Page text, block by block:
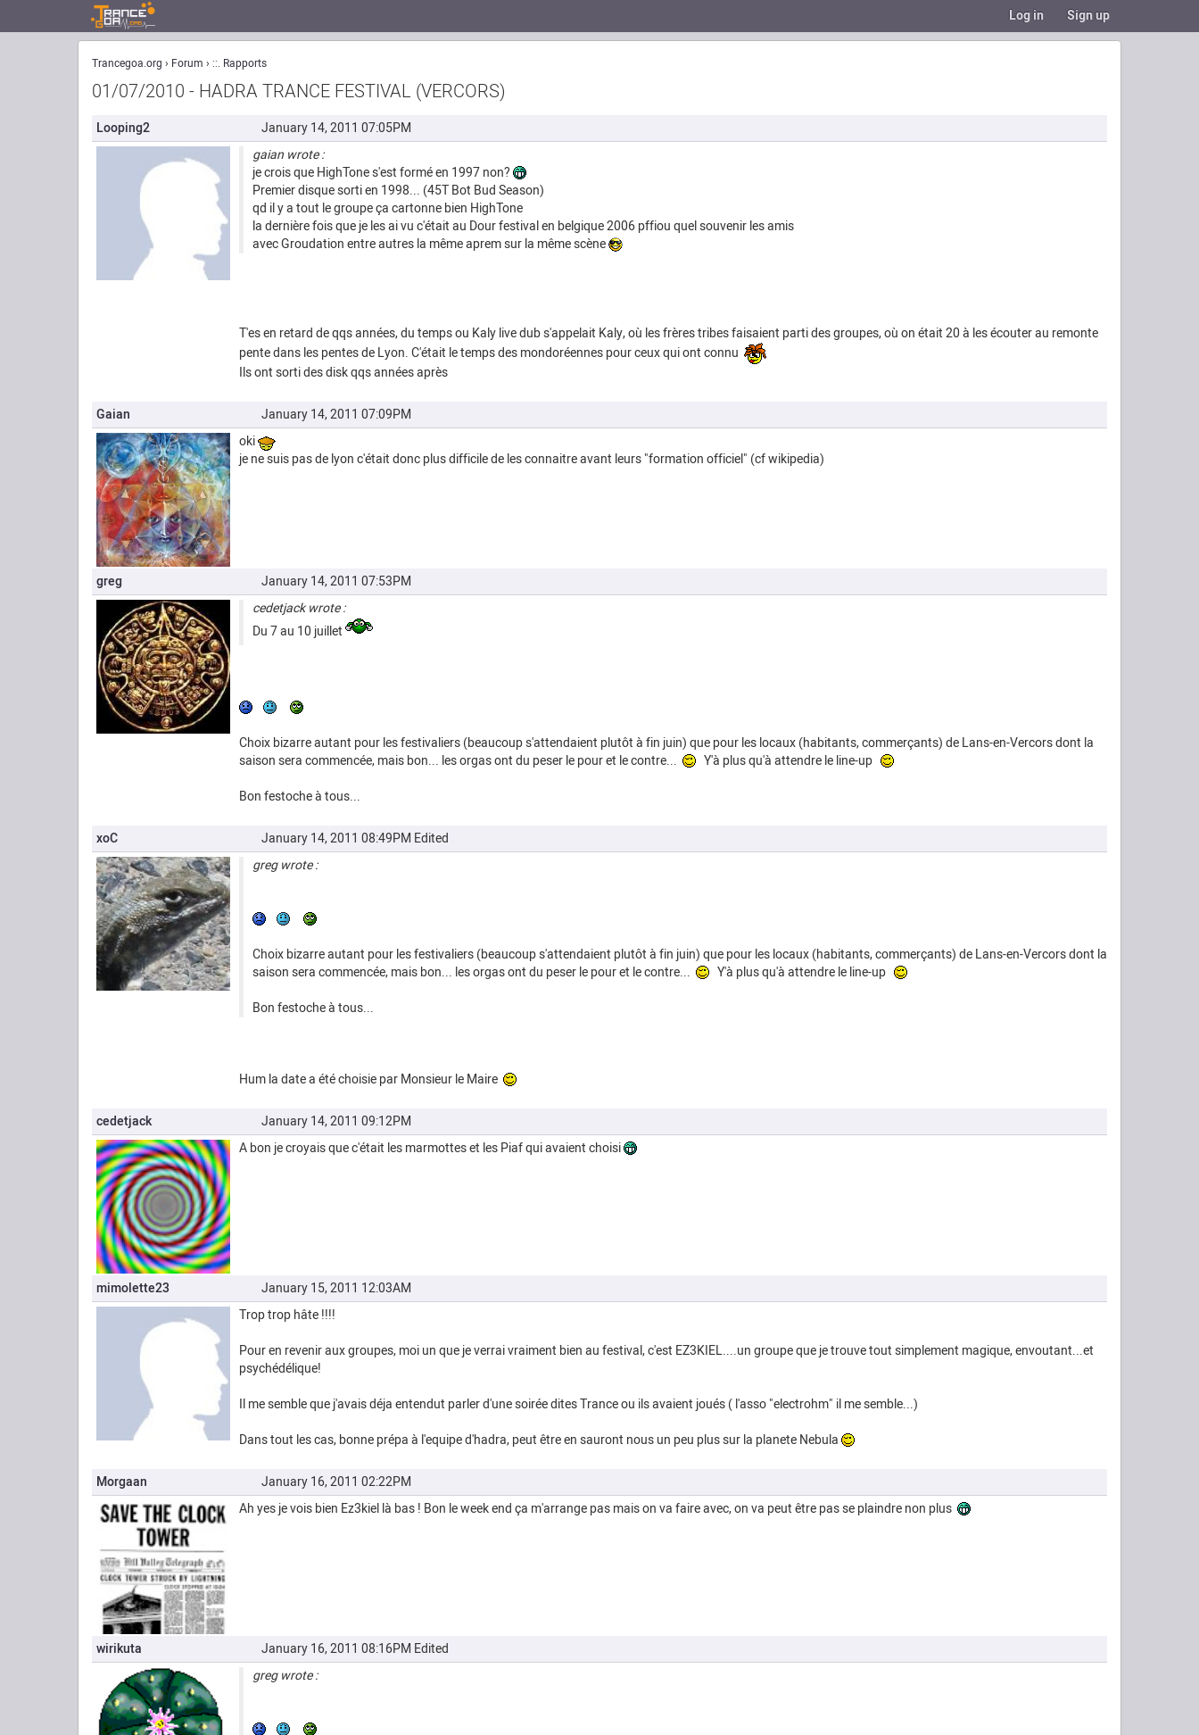
Log in Sign up
Trancegoa.org Forum ::. Rapports
01/07/2010 - HADRA TRANCE FESTIVAL (VERCORS)
Looping2
January 14, 2011 07:05PM
gaian wrote :
je crois que HighTone s'est formé en 1997 non?
Premier disque sorti en 1998... (45T Bot Bud Season)
qd il y a tout le groupe ça cartonne bien HighTone
la dernière fois que je les ai vu c'était au Dour festival en belgique 2006 pffiou quel souvenir les amis
avec Groudation entre autres la même aprem sur la même scène
T'es en retard de qqs années, du temps ou Kaly live dub s'appelait Kaly, où les frères tribes faisaient parti des groupes, où on était 20 à les écouter au remonte
pente dans les pentes de Lyon. C'était le temps des mondoréennes pour ceux qui ont connu
Ils ont sorti des disk qqs années après
Gaian
January 14, 2011 07:09PM
oki
je ne suis pas de lyon c'était donc plus difficile de les connaitre avant leurs "formation officiel" (cf wikipedia)
greg
January 14, 2011 07:53PM
cedetjack wrote :
Du 7 au 10 juillet
Choix bizarre autant pour les festivaliers (beaucoup s'attendaient plutôt à fin juin) que pour les locaux (habitants, commerçants) de Lans-en-Vercors dont la
saison sera commencée, mais bon... les orgas ont du peser le pour et le contre...
Y'à plus qu'à attendre le line-up
Bon festoche à tous...
xoC January 14, 2011 08:49PM Edited
greg wrote :
Choix bizarre autant pour les festivaliers (beaucoup s'attendaient plutôt à fin juin) que pour les locaux (habitants, commerçants) de Lans-en-Vercors dont la
saison sera commencée, mais bon... les orgas ont du peser le pour et le contre...
Y'à plus qu'à attendre le line-up
Bon festoche à tous...
Hum la date a été choisie par Monsieur le Maire
cedetjack
January 14, 2011 09:12PM
A bon je croyais que c'était les marmottes et les Piaf qui avaient choisi
mimolette23
January 15, 2011 12:03AM
Trop trop hâte !!!!
Pour en revenir aux groupes, moi un que je verrai vraiment bien au festival, c'est EZ3KIEL....un groupe que je trouve tout simplement magique, envoutant...et
psychédélique!
Il me semble que j'avais déja entendut parler d'une soirée dites Trance ou ils avaient joués ( l'asso "electrohm" il me semble...)
Dans tout les cas, bonne prépa à l'equipe d'hadra, peut être en sauront nous un peu plus sur la planete Nebula
Morgaan
January 16, 2011 02:22PM
Ah yes je vois bien Ez3kiel là bas ! Bon le week end ça m'arrange pas mais on va faire avec, on va peut être pas se plaindre non plus
wirikuta January 16, 2011 08:16PM Edited
greg wrote :